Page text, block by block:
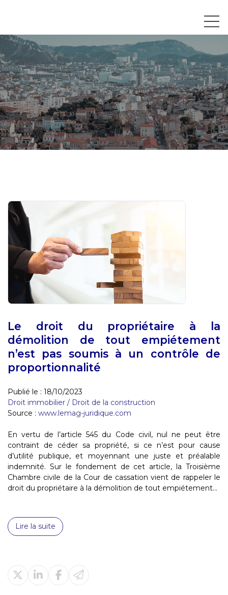
Le droit du propriétaire à la
démolition de tout empiétement
n’est pas soumis à un contrôle de
proportionnalité
Publié le : 18/10/2023
Droit immobilier / Droit de la construction
Source : www.lemag-juridique.com
En vertu de l’article 545 du Code civil, nul ne peut être
contraint de céder sa propriété, si ce n’est pour cause
d’utilité publique, et moyennant une juste et préalable
indemnité. Sur le fondement de cet article, la Troisième
Chambre civile de la Cour de cassation vient de rappeler le
droit du propriétaire à la démolition de tout empiétement...
Lire la suite